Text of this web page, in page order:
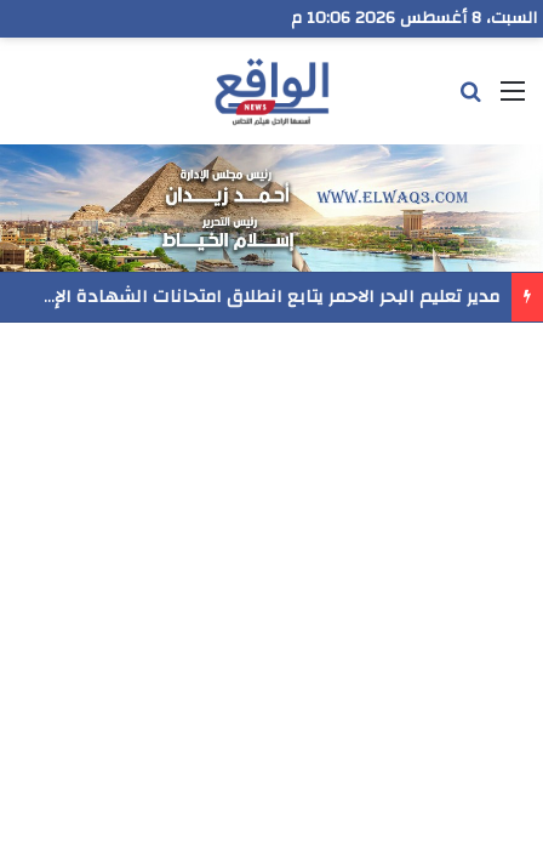
السبت، 8 أغسطس 2026 10:06 م
القائمة
رسميا..فيلم المنير ينافس في مهرجان Follow Your Heart بنيويورك